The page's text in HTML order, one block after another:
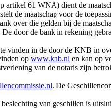
61 WNA) dient de
de maatschap voor de
over die gelden bij de
door de bank in rekening
vinden in de door de KNB in
op www.knb.nl en kan op
van de notaris zijn
. De
van geschillen is